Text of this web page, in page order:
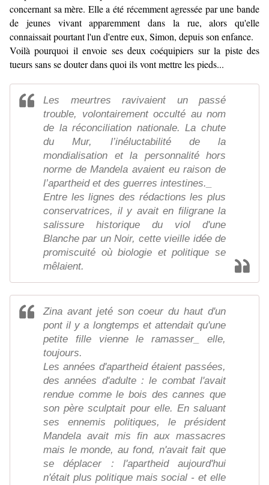
concernant sa mère. Elle a été récemment agressée par une bande
de jeunes vivant apparemment dans la rue, alors qu'elle
connaissait pourtant l'un d'entre eux, Simon, depuis son enfance.
Voilà pourquoi il envoie ses deux coéquipiers sur la piste des
tueurs sans se douter dans quoi ils vont mettre les pieds...
Les meurtres ravivaient un passé
trouble, volontairement occulté au nom
de la réconciliation nationale. La chute
du Mur, l’inéluctabilité de la
mondialisation et la personnalité hors
norme de Mandela avaient eu raison de
l’apartheid et des guerres intestines._
Entre les lignes des rédactions les plus
conservatrices, il y avait en filigrane la
salissure historique du viol d'une
Blanche par un Noir, cette vieille idée de
promiscuité où biologie et politique se
mêlaient.
Zina avant jeté son coeur du haut d'un
pont il y a longtemps et attendait qu'une
petite fille vienne le ramasser_ elle,
toujours.
Les années d'apartheid étaient passées,
des années d'adulte : le combat l'avait
rendue comme le bois des cannes que
son père sculptait pour elle. En saluant
ses ennemis politiques, le président
Mandela avait mis fin aux massacres
mais le monde, au fond, n'avait fait que
se déplacer : l'apartheid aujourd'hui
n'était plus politique mais social - et elle